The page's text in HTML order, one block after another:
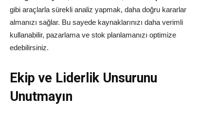
gibi araçlarla sürekli analiz yapmak, daha doğru kararlar
almanızı sağlar. Bu sayede kaynaklarınızı daha verimli
kullanabilir, pazarlama ve stok planlamanızı optimize
edebilirsiniz.
Ekip ve Liderlik Unsurunu
Unutmayın